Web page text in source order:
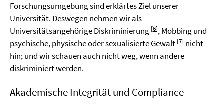
Forschungsumgebung sind erklärtes Ziel unserer
Universität. Deswegen nehmen wir als
Universitätsangehörige Diskriminierung [6], Mobbing und
psychische, physische oder sexualisierte Gewalt [7] nicht
hin; und wir schauen auch nicht weg, wenn andere
diskriminiert werden.
Akademische Integrität und Compliance